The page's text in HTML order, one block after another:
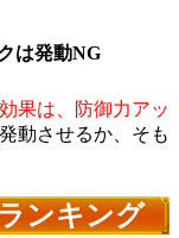
は発動NG
果は、防御力アッ
動させるか、そも
ンキング